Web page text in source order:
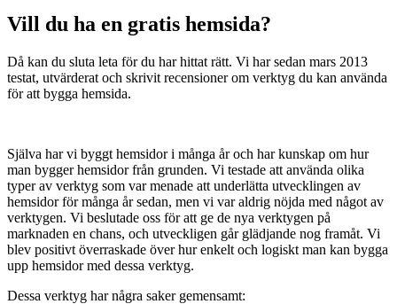
Vill du ha en gratis hemsida?
Då kan du sluta leta för du har hittat rätt. Vi har sedan mars 2013
testat, utvärderat och skrivit recensioner om verktyg du kan använda
för att bygga hemsida.
Själva har vi byggt hemsidor i många år och har kunskap om hur
man bygger hemsidor från grunden. Vi testade att använda olika
typer av verktyg som var menade att underlätta utvecklingen av
hemsidor för många år sedan, men vi var aldrig nöjda med något av
verktygen. Vi beslutade oss för att ge de nya verktygen på
marknaden en chans, och utveckligen går glädjande nog framåt. Vi
blev positivt överraskade över hur enkelt och logiskt man kan bygga
upp hemsidor med dessa verktyg.
Dessa verktyg har några saker gemensamt: